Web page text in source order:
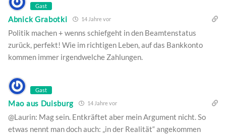
Gast
Abnick Grabotki 14 Jahre vor
Politik machen + wenns schiefgeht in den Beamtenstatus
zurück, perfekt! Wie im richtigen Leben, auf das Bankkonto
kommen immer irgendwelche Zahlungen.
Gast
Mao aus Duisburg 14 Jahre vor
@Laurin: Mag sein. Entkräftet aber mein Argument nicht. So
etwas nennt man doch auch: „in der Realität“ angekommen